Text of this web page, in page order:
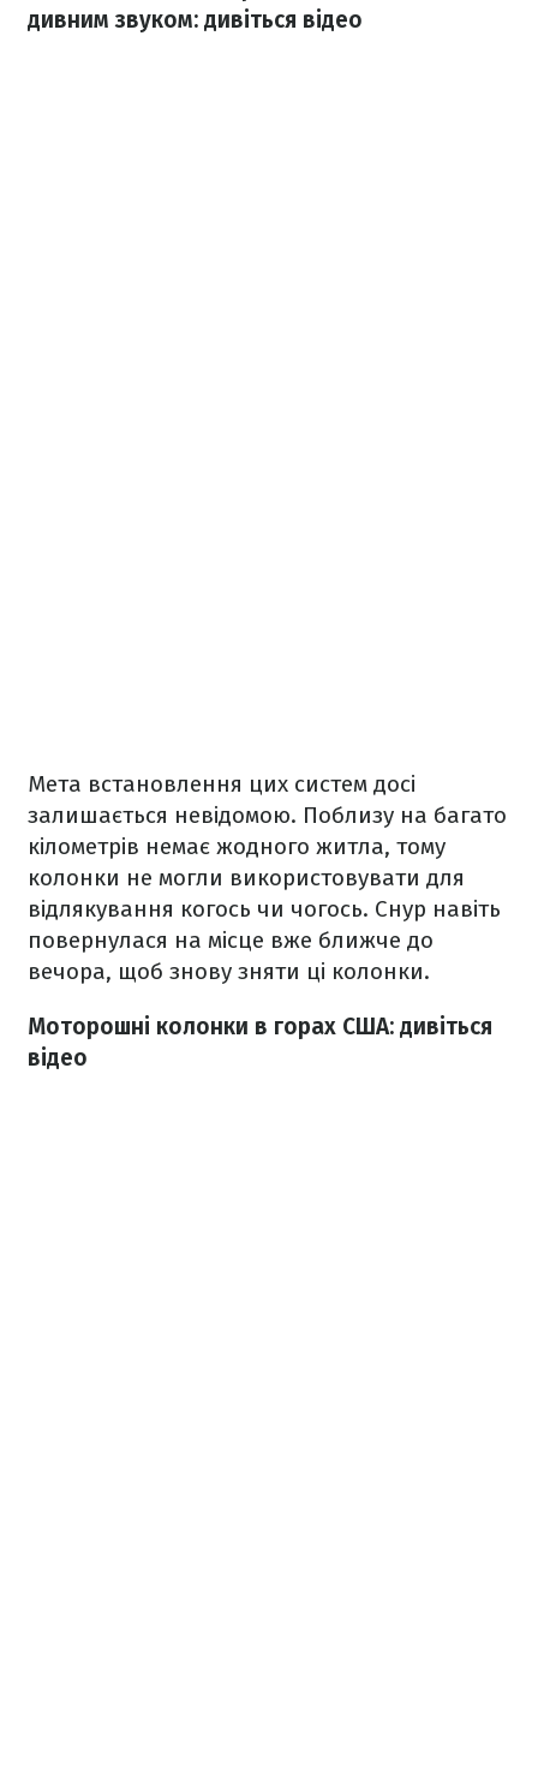
дивним звуком: дивіться відео
Мета встановлення цих систем досі
залишається невідомою. Поблизу на багато
кілометрів немає жодного житла, тому
колонки не могли використовувати для
відлякування когось чи чогось. Снур навіть
повернулася на місце вже ближче до
вечора, щоб знову зняти ці колонки.
Моторошні колонки в горах США: дивіться
відео